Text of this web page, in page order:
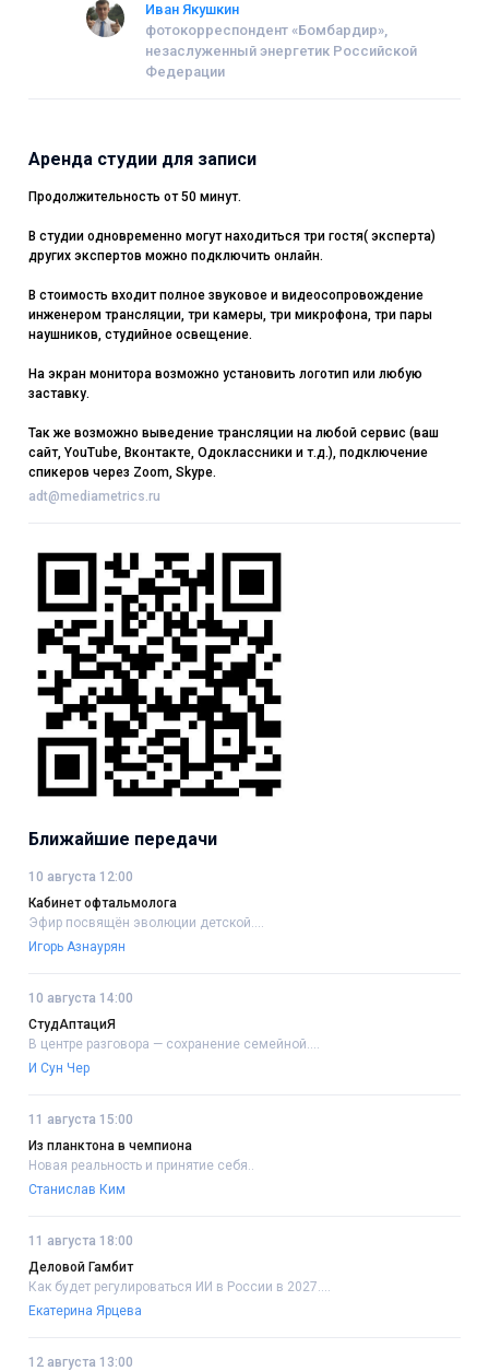
Иван Якушкин
фотокорреспондент «Бомбардир»,
незаслуженный энергетик Российской
Федерации
Аренда студии для записи
Продолжительность от 50 минут.
В студии одновременно могут находиться три гостя( эксперта)
других экспертов можно подключить онлайн.
В стоимость входит полное звуковое и видеосопровождение
инженером трансляции, три камеры, три микрофона, три пары
наушников, студийное освещение.
На экран монитора возможно установить логотип или любую
заставку.
Так же возможно выведение трансляции на любой сервис (ваш
сайт, YouTube, Вконтакте, Одоклассники и т.д.), подключение
спикеров через Zoom, Skype.
adt@mediametrics.ru
Ближайшие передачи
10 августа 12:00
Кабинет офтальмолога
Эфир посвящён эволюции детской....
Игорь Азнаурян
10 августа 14:00
СтудАптациЯ
В центре разговора — сохранение семейной....
И Сун Чер
11 августа 15:00
Из планктона в чемпиона
Новая реальность и принятие себя..
Станислав Ким
11 августа 18:00
Деловой Гамбит
Как будет регулироваться ИИ в России в 2027....
Екатерина Ярцева
12 августа 13:00